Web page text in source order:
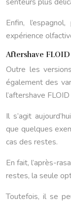
senteurs plus
Enfin,
expérience
Aftershave FLOID
Outre les
également des
l’aftershave
Il s’agit
que quelques
cas des restes.
En fait, l’après-
restes, la seule
Toutefois, il se